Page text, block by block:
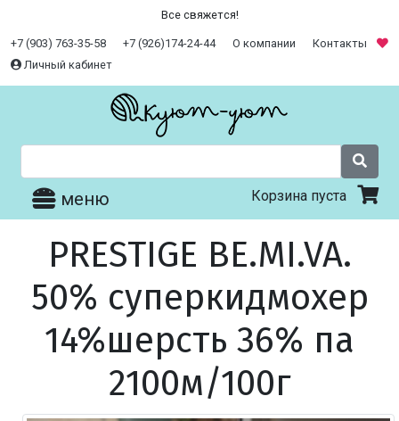
Все свяжется!
+7 (903) 763-35-58 +7 (926)174-24-44 О компании
Контакты
Личный кабинет
меню Корзина пуста
PRESTIGE BE.MI.VA.
50% суперкидмохер
14%шерсть 36% па
2100м/100г